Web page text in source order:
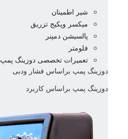
شیر اطمینان
میکسر وپکیج تزریق
پالسیشن دمپنر
فلومتر
تعمیرات تخصصی دوزینگ پمپ
دوزینگ پمپ براساس فشار ودبی
دوزینگ پمپ براساس کاربرد